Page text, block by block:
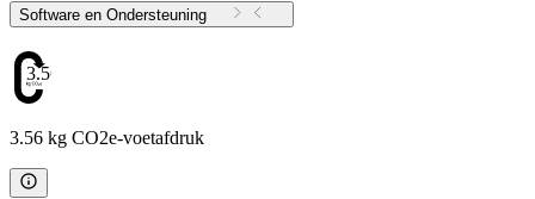
Software en Ondersteuning
3.56
3.56 kg CO2e-voetafdruk